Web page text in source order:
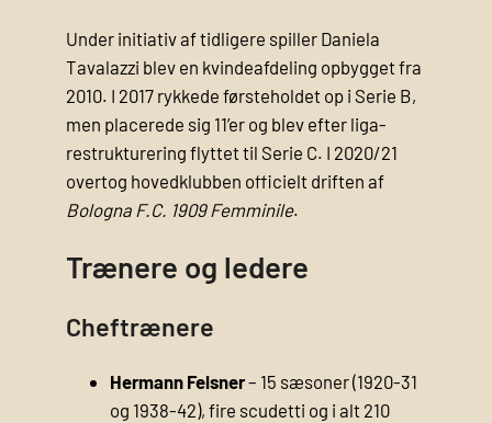
Under initiativ af tidligere spiller Daniela
Tavalazzi blev en kvindeafdeling opbygget fra
2010. I 2017 rykkede førsteholdet op i Serie B,
men placerede sig 11’er og blev efter liga­
restrukturering flyttet til Serie C. I 2020/21
overtog hovedklubben officielt driften af
Bologna F.C. 1909 Femminile.
Trænere og ledere
Cheftrænere
Hermann Felsner– 15 sæsoner (1920-31
og 1938-42), fire scudetti og i alt 210